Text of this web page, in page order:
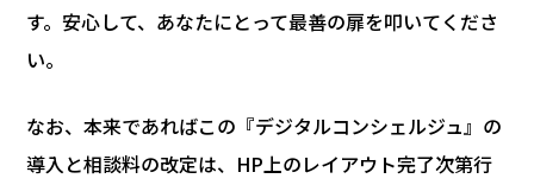
す。安心して、あなたにとって最善の扉を叩いてくださ
い。
なお、本来であればこの『デジタルコンシェルジュ』の
導入と相談料の改定は、HP上のレイアウト完了次第行